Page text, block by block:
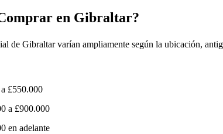
en Gibraltar?
de Gibraltar varían ampliamente según la ubicación,
£550.000
a £900.000
en adelante